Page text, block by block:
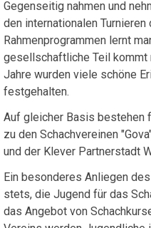
Gegenseitig nahmen und
den internationalen
Rahmenprogrammen lernt
gesellschaftliche Teil kommt
Jahre wurden viele schöne
festgehalten.
Auf gleicher Basis bestehen
zu den Schachvereinen
und der Klever Partnerstadt
Ein besonderes Anliegen
stets, die Jugend für das
das Angebot von